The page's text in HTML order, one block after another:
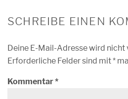
SCHREIBE EINEN
Deine E-Mail-Adresse wird
Erforderliche Felder sind mit*
Kommentar*